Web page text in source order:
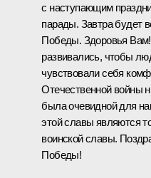
с наступающим
парады. Завтра будет
Победы. Здоровья
развивались, чтобы
чувствовали себя
Отечественной войны
была очевидной для
этой славы являются
воинской славы.
Победы!